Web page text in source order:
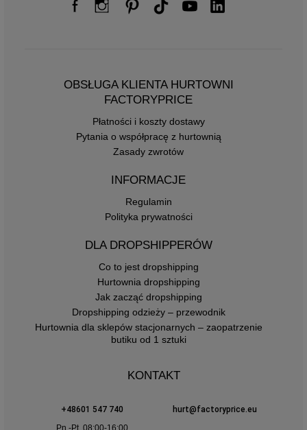
OBSŁUGA KLIENTA HURTOWNI
FACTORYPRICE
Płatności i koszty dostawy
Pytania o współpracę z hurtownią
Zasady zwrotów
INFORMACJE
Regulamin
Polityka prywatności
DLA DROPSHIPPERÓW
Co to jest dropshipping
Hurtownia dropshipping
Jak zacząć dropshipping
Dropshipping odzieży – przewodnik
Hurtownia dla sklepów stacjonarnych – zaopatrzenie
butiku od 1 sztuki
KONTAKT
+48601 547 740
hurt@factoryprice.eu
Pn.-Pt. 08:00-16:00